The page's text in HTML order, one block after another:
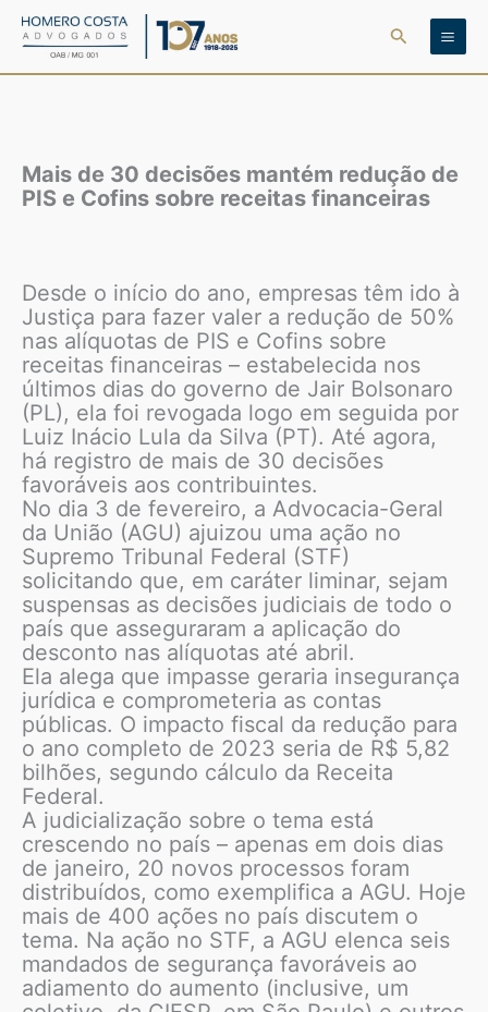
para
Pesquisar
Mais de 30 decisões mantém redução de
PIS e Cofins sobre receitas financeiras
Desde o início do ano, empresas têm ido à
Justiça para fazer valer a redução de 50%
nas alíquotas de PIS e Cofins sobre
receitas financeiras – estabelecida nos
últimos dias do governo de Jair Bolsonaro
(PL), ela foi revogada logo em seguida por
Luiz Inácio Lula da Silva (PT). Até agora,
há registro de mais de 30 decisões
favoráveis aos contribuintes.
No dia 3 de fevereiro, a Advocacia-Geral
da União (AGU) ajuizou uma ação no
Supremo Tribunal Federal (STF)
solicitando que, em caráter liminar, sejam
suspensas as decisões judiciais de todo o
país que asseguraram a aplicação do
desconto nas alíquotas até abril.
Ela alega que impasse geraria insegurança
jurídica e comprometeria as contas
públicas. O impacto fiscal da redução para
o ano completo de 2023 seria de R$ 5,82
bilhões, segundo cálculo da Receita
Federal.
A judicialização sobre o tema está
crescendo no país – apenas em dois dias
de janeiro, 20 novos processos foram
distribuídos, como exemplifica a AGU. Hoje
mais de 400 ações no país discutem o
tema. Na ação no STF, a AGU elenca seis
mandados de segurança favoráveis ao
adiamento do aumento (inclusive, um